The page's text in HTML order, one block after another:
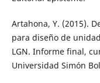
Artahona, Y. (2015).
para diseño de
LGN. Informe final,
Universidad Simón